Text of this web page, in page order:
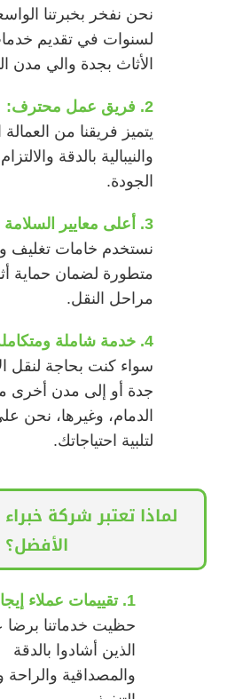
نحن نفخر بخبرتنا
لسنوات في تقديم
الأثاث بجدة والي مدن
2. فريق عمل محترف:
يتميز فريقنا من العمالة
والنيبالية بالدقة
الجودة.
3. أعلى معايير السلامة والجودة:
نستخدم خامات تغليف
متطورة لضمان حماية
مراحل النقل.
4. خدمة شاملة ومتكاملة:
سواء كنت بحاجة لنقل
جدة أو إلى مدن أخرى
الدمام، وغيرها، نحن
لتلبية احتياجاتك.
لماذا تعتبر شركة خبراء
الأفضل؟
1. تقييمات عملاء إيجابية:
حظيت خدماتنا برضا
الذين أشادوا بالدقة
والمصداقية